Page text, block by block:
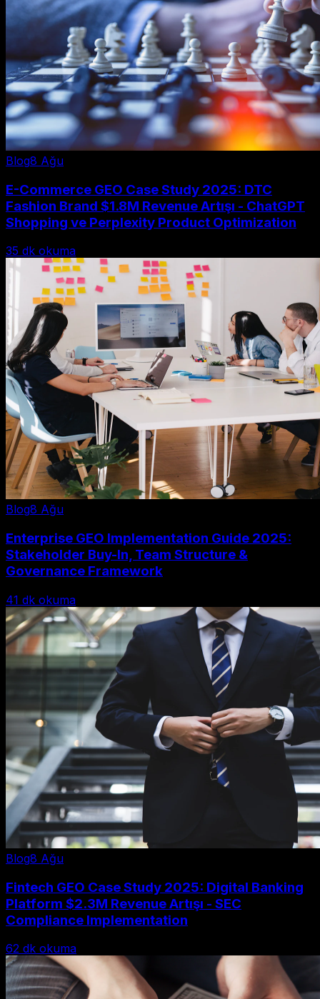
Blog8 Ağu
E-Commerce GEO Case Study 2025: DTC
Fashion Brand $1.8M Revenue Artışı - ChatGPT
Shopping ve Perplexity Product Optimization
35 dk okuma
Blog8 Ağu
Enterprise GEO Implementation Guide 2025:
Stakeholder Buy-In, Team Structure &
Governance Framework
41 dk okuma
Blog8 Ağu
Fintech GEO Case Study 2025: Digital Banking
Platform $2.3M Revenue Artışı - SEC
Compliance Implementation
62 dk okuma